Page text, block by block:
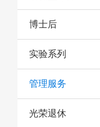
博士后
实验系列
管理服务
光荣退休